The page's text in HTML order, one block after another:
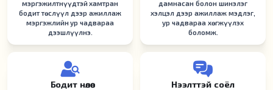
мэргэжилтнүүдтэй хамтран
бодит төслүүл дээр ажиллаж
мэргэжлийн ур чадвараа
дээшлүүлнэ.
дамнасан болон шинэлэг
хэлцэл дээр ажиллаж мэдлэг,
ур чадвараа хөгжүүлэх
боломж.
Бодит нөлөө Нээлттэй соёл